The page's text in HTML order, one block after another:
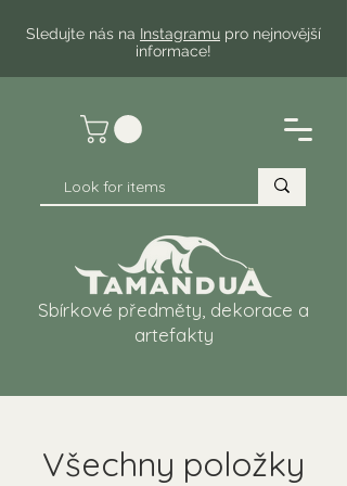
Sbírkové předměty, dekorace a
artefakty
Sledujte nás na Instagramu pro nejnovější
informace!
Všechny položky